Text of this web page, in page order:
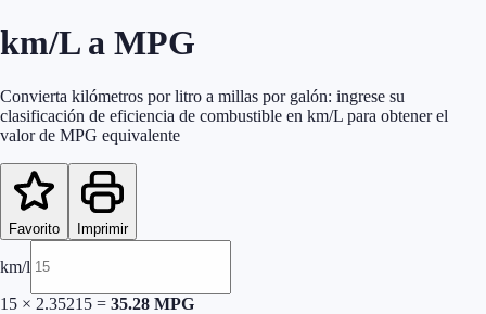
km/L a MPG
Convierta kilómetros por litro a millas por galón: ingrese su
clasificación de eficiencia de combustible en km/L para obtener el
valor de MPG equivalente
Favorito Imprimir
km/l
15 × 2.35215 = 35.28 MPG